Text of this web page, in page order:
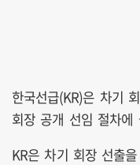
한국선급(KR)은 차기
회장 공개 선임 절차에
KR은 차기 회장 선출